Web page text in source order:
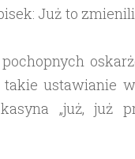
Już to
ustawianie
„już, już